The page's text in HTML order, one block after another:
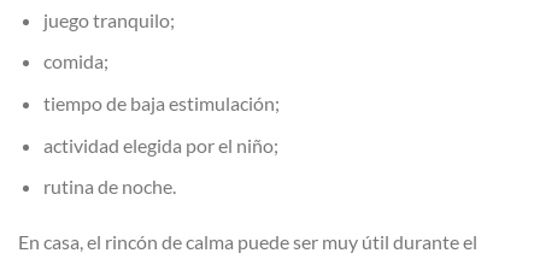
juego tranquilo;
comida;
tiempo de baja estimulación;
actividad elegida por el niño;
rutina de noche.
En casa, el rincón de calma puede ser muy útil durante el